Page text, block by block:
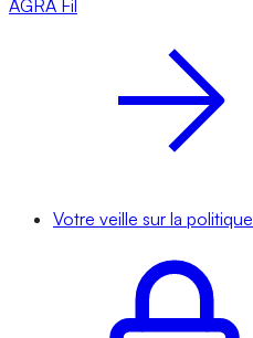
AGRA Fil
Votre veille sur la